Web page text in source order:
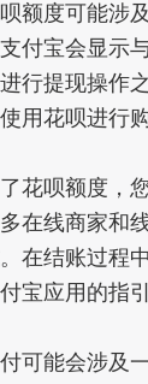
额度可能涉
付宝会显示
行提现操作
用花呗进行
花呗额度，
在线商家和
在结账过程
宝应用的指
可能会涉及